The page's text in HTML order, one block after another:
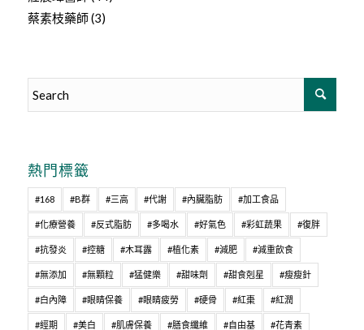
蔡素枝藥師(3)
熱門標籤
#168 #B群 #三高 #代謝 #內臟脂肪 #加工食品
#化療營養 #反式脂肪 #多喝水 #好氣色 #彩虹蔬果 #復胖
#抗發炎 #控糖 #木耳露 #植化素 #減肥 #減重飲食
#無添加 #無顆粒 #猛健樂 #甜味劑 #甜食剋星 #瘦瘦針
#白內障 #眼睛保養 #眼睛疲勞 #硬骨 #紅棗 #紅潤
#經期 #美白 #肌膚保養 #膳食纖維 #自由基 #花青素